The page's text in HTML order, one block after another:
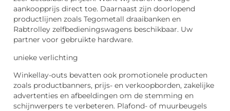
aankoopprijs direct toe. Daarnaast zijn doorlopend
productlijnen zoals Tegometall draaibanken en
Rabtrolley zelfbedieningswagens beschikbaar. Uw
partner voor gebruikte hardware.
unieke verlichting
Winkellay-outs bevatten ook promotionele producten
zoals productbanners, prijs- en verkoopborden, zakelijke
advertenties en afbeeldingen om de stemming en
schijnwerpers te verbeteren. Plafond- of muurbeugels